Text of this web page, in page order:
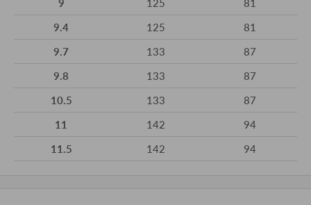
9 125
81
9.4
125
81
9.7
133
87
9.8
133
87
10.5
133
87
11
142
94
11.5
142 94